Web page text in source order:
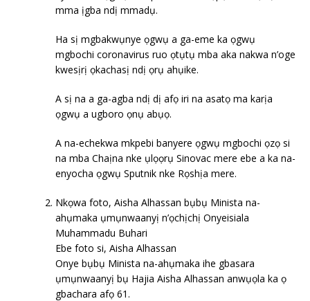
mma ịgba ndị mmadụ.
Ha sị mgbakwụnye ọgwụ a ga-eme ka ọgwụ
mgbochi coronavirus ruo ọtụtụ mba aka nakwa n’oge
kwesịrị ọkachasị ndị ọrụ ahụike.
A sị na a ga-agba ndị dị afọ iri na asatọ ma karịa
ọgwụ a ugboro ọnụ abụọ.
A na-echekwa mkpebi banyere ọgwụ mgbochi ọzọ si
na mba Chaịna nke ụlọọrụ Sinovac mere ebe a ka na-
enyocha ọgwụ Sputnik nke Rọshịa mere.
Nkọwa foto, Aisha Alhassan bụbụ Minista na-
ahụmaka ụmụnwaanyị n’ọchịchị Onyeisiala
Muhammadu Buhari
Ebe foto si, Aisha Alhassan
Onye bụbụ Minista na-ahụmaka ihe gbasara
ụmụnwaanyị bụ Hajia Aisha Alhassan anwụọla ka ọ
gbachara afọ 61.